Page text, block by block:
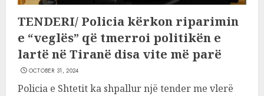
TENDERI/ Policia kërkon riparimin
e “veglës” që tmerroi politikën e
lartë në Tiranë disa vite më parë
OCTOBER 31, 2024
Policia e Shtetit ka shpallur një tender me vlerë